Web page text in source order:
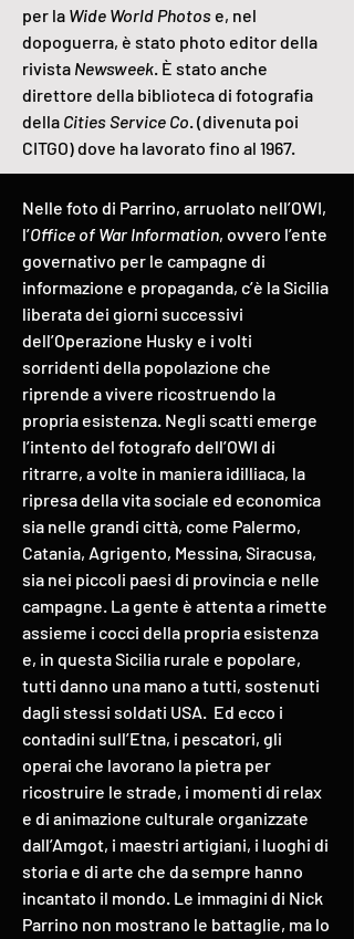
per la Wide World Photos e, nel
dopoguerra, è stato photo editor della
rivista Newsweek. È stato anche
direttore della biblioteca di fotografia
della Cities Service Co. (divenuta poi
CITGO) dove ha lavorato fino al 1967.
Nelle foto di Parrino, arruolato nell’OWI,
l’Office of War Information, ovvero l’ente
governativo per le campagne di
informazione e propaganda, c’è la Sicilia
liberata dei giorni successivi
dell’Operazione Husky e i volti
sorridenti della popolazione che
riprende a vivere ricostruendo la
propria esistenza. Negli scatti emerge
l’intento del fotografo dell’OWI di
ritrarre, a volte in maniera idilliaca, la
ripresa della vita sociale ed economica
sia nelle grandi città, come Palermo,
Catania, Agrigento, Messina, Siracusa,
sia nei piccoli paesi di provincia e nelle
campagne. La gente è attenta a rimette
assieme i cocci della propria esistenza
e, in questa Sicilia rurale e popolare,
tutti danno una mano a tutti, sostenuti
dagli stessi soldati USA. Ed ecco i
contadini sull’Etna, i pescatori, gli
operai che lavorano la pietra per
ricostruire le strade, i momenti di relax
e di animazione culturale organizzate
dall’Amgot, i maestri artigiani, i luoghi di
storia e di arte che da sempre hanno
incantato il mondo. Le immagini di Nick
Parrino non mostrano le battaglie, ma lo